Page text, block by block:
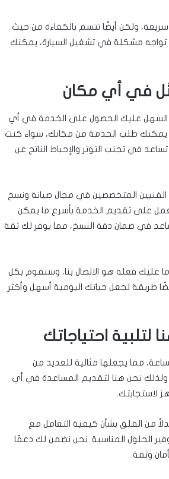
ولكن أيضًا تتسم بالكفاءة من حيث
تواجه مشكلة في تشغيل السيارة، يمكنك
في أي مكان
السهل عليك الحصول على الخدمة في أي
يمكنك طلب الخدمة من مكانك، سواء كنت
في تجنب التوتر والإحباط الناتج عن
الفنيين المتخصصين في مجال صيانة ونسخ
على تقديم الخدمة بأسرع ما يمكن
في ضمان دقة النسخ، مما يوفر لك ثقة
فعله هو الاتصال بنا، وسنقوم بكل
لجعل حياتك اليومية أسهل وأكثر
مما يجعلها مثالية للعديد من
ولذلك نحن هنا لتقديم المساعدة في أي
لاستجابتك.
من القلق بشأن كيفية التعامل مع
الحلول المناسبة. نحن نضمن لك دعمًا
وثقة.